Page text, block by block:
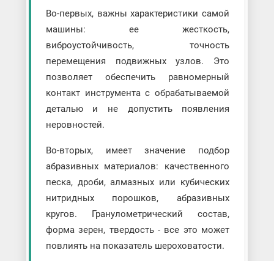
Во-первых, важны характеристики самой
машины: ее жесткость,
виброустойчивость, точность
перемещения подвижных узлов. Это
позволяет обеспечить равномерный
контакт инструмента с обрабатываемой
деталью и не допустить появления
неровностей.
Во-вторых, имеет значение подбор
абразивных материалов: качественного
песка, дроби, алмазных или кубических
нитридных порошков, абразивных
кругов. Гранулометрический состав,
форма зерен, твердость - все это может
повлиять на показатель шероховатости.